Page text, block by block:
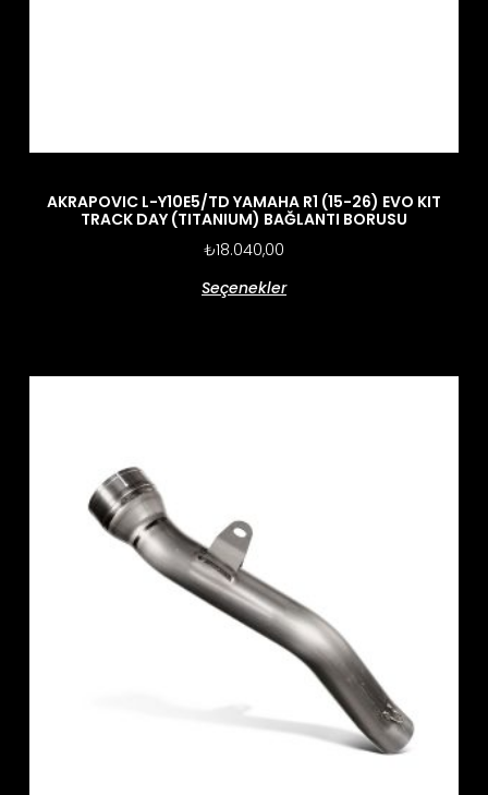
AKRAPOVIC L-Y10E5/TD YAMAHA R1 (15-26) EVO KIT
TRACK DAY (TITANIUM) BAĞLANTI BORUSU
₺18.040,00
Seçenekler